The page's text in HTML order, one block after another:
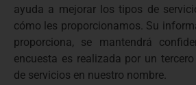
ayuda a mejorar los tipos de
cómo les proporcionamos. Su
proporciona, se mantendrá
encuesta es realizada por un
de servicios en nuestro nombre.